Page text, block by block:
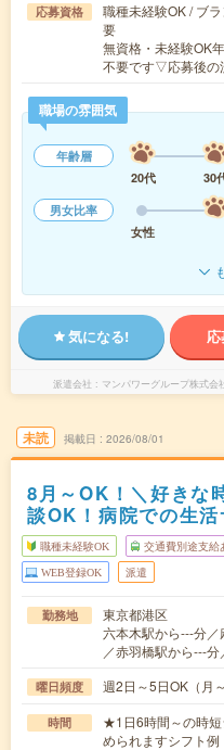
応募資格
職種未経験OK / ブ
要
無資格・未経験OK
不要です▽応募後の
職場の雰囲気
年齢層
20代
30
男女比率
女性
気になる!
派遣会社 マンパワーグループ株式
未読 掲載日 2026/08/01
8月～OK！＼好きな
談OK！病院での生活
職種未経験OK 交通費別途支給
WEB登録OK 派遣
勤務地
東京都港区
六本木駅から---分
／赤羽橋駅から---
曜日頻度 週2日～5日OK（
時間
★1日6時間～の時
められますシフト